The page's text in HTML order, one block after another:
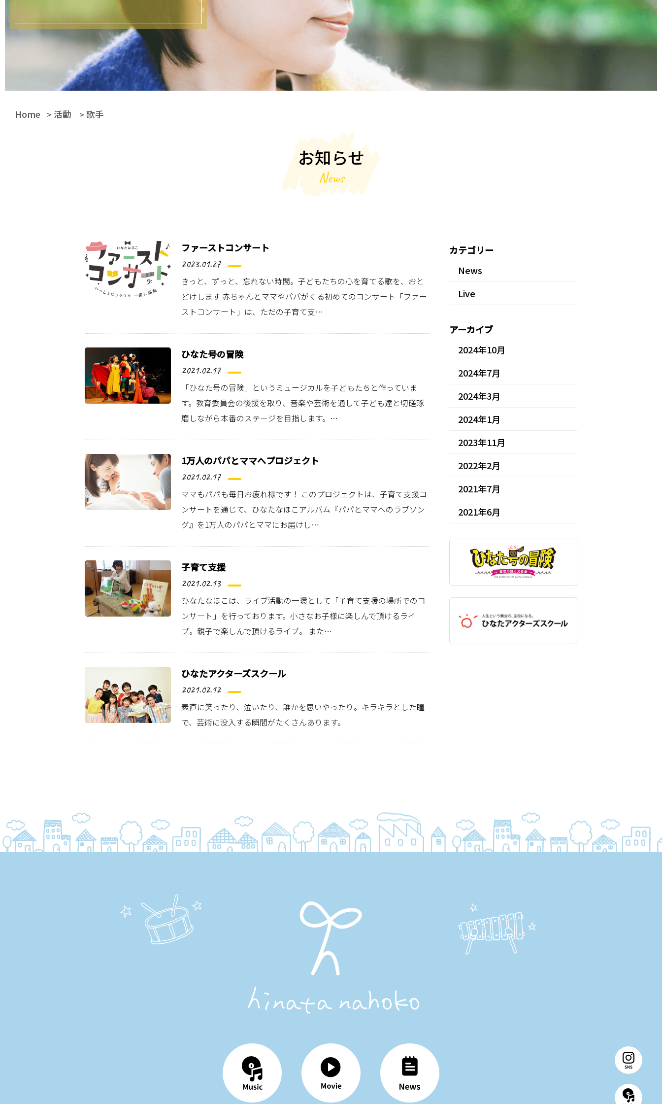
Home > 活動 >歌手
お知らせ
News
ファーストコンサート
2023.01.27
きっと、ずっと、忘れない時間。子どもたちの心を育てる歌を、おと
どけします 赤ちゃんとママやパパがくる初めてのコンサート「ファー
ストコンサート」は、ただの子育て支…
ひなた号の冒険
2021.02.17
「ひなた号の冒険」というミュージカルを子どもたちと作っていま
す。教育委員会の後援を取り、音楽や芸術を通して子ども達と切磋琢
磨しながら本番のステージを目指します。…
1万人のパパとママへプロジェクト
2021.02.17
ママもパパも毎日お疲れ様です！ このプロジェクトは、子育て支援コ
ンサートを通じて、ひなたなほこアルバム『パパとママへのラブソン
グ』を1万人のパパとママにお届けし…
子育て支援
2021.02.13
ひなたなほこは、ライブ活動の一環として「子育て支援の場所でのコ
ンサート」を行っております。小さなお子様に楽しんで頂けるライ
ブ。親子で楽しんで頂けるライブ。 また…
ひなたアクターズスクール
2021.02.12
素直に笑ったり、泣いたり、誰かを思いやったり。キラキラとした瞳
で、芸術に没入する瞬間がたくさんあります。
カテゴリー
News
Live
アーカイブ
2024年10月
2024年7月
2024年3月
2024年1月
2023年11月
2022年2月
2021年7月
2021年6月